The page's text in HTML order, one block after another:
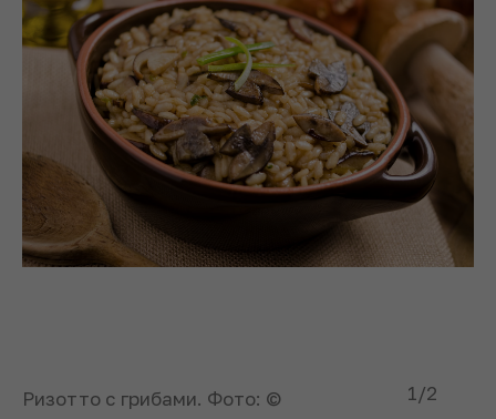
Ризотто с грибами. Фото: ©
1 /2